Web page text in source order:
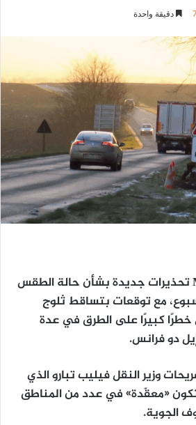
دقيقة واحدة
تحذيرات جديدة بشأن حالة الطقس
مع توقعات بتساقط ثلوج
كبيرًا على الطرق في عدة
دو فرانس.
وزير النقلفيليب تباروالذي
«معقّدة» في عدد من المناطق
الجوية.